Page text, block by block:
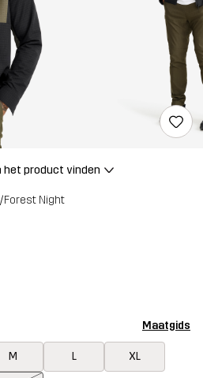
het product vinden
Forest Night
Maatgids
M L XL